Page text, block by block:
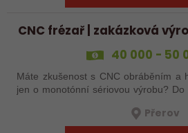
CNC frézař | zakázková
40 000 - 50
Máte zkušenost s CNC obráběním a
jen o monotónní sériovou výrobu? Do strojírenské společnosti
Přerov